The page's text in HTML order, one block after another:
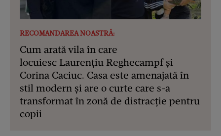
RECOMANDAREA NOASTRĂ:
Cum arată vila în care
locuiesc Laurențiu Reghecampf și
Corina Caciuc. Casa este amenajată în
stil modern și are o curte care s-a
transformat în zonă de distracție pentru
copii